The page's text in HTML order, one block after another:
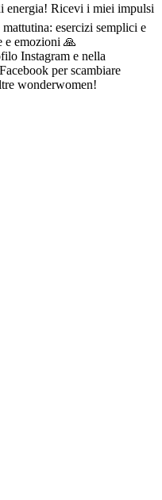
energia! Ricevi i miei impulsi
esercizi semplici e
e emozioni 🙏
Instagram e nella
per scambiare
wonderwomen!